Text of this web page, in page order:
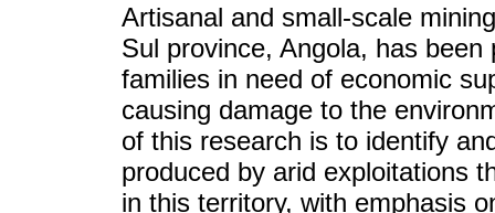
Artisanal and small-scale
Sul province, Angola, has
families in need of economic
causing damage to the
of this research is to identify
produced by arid exploitations
in this territory, with emphasis